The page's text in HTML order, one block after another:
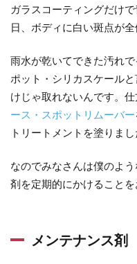
ガラスコーティングだけ
日、ボディに白い斑点が
雨水が乾いてできた汚れ
ポット・シリカスケール
けじゃ取れないんです。仕
ース・スポットリムーバー
トリートメントを塗りまし
なのでみなさんは僕のよ
剤を定期的にかけることを
メンテナンス剤